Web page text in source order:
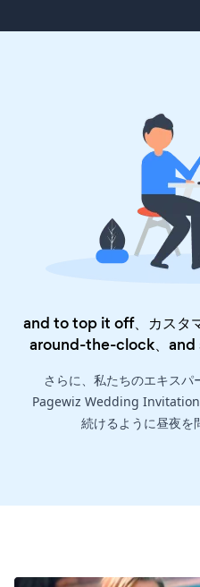
and to top it off、カスタ
around-the-clock、and
さらに、私たちのエキスパ
Pagewiz Wedding
続けるように昼夜を